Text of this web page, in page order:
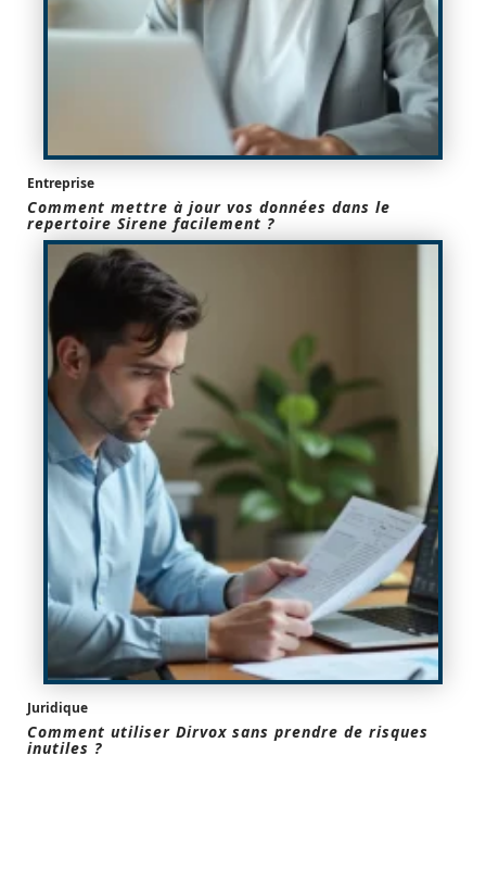
Entreprise
Comment mettre à jour vos données dans le
repertoire Sirene facilement ?
Juridique
Comment utiliser Dirvox sans prendre de risques
inutiles ?